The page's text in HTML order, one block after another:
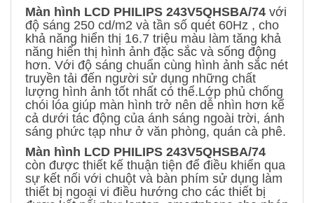
Màn hình LCD PHILIPS 243V5QHSBA/74 với
độ sáng 250 cd/m2 và tần số quét 60Hz , cho
khả năng hiển thị 16.7 triệu màu làm tăng khả
năng hiển thị hình ảnh đặc sắc và sống động
hơn. Với độ sáng chuẩn cùng hình ảnh sắc nét
truyền tải đến người sử dụng những chất
lượng hình ảnh tốt nhất có thể.Lớp phủ chống
chói lóa giúp màn hình trở nên dễ nhìn hơn kể
cả dưới tác động của ánh sáng ngoài trời, ánh
sáng phức tạp như ở văn phòng, quán cà phê.
Màn hình LCD PHILIPS 243V5QHSBA/74
còn được thiết kế thuận tiện để điều khiển qua
sự kết nối với chuột và bàn phím sử dụng làm
thiết bị ngoại vi điều hướng cho các thiết bị